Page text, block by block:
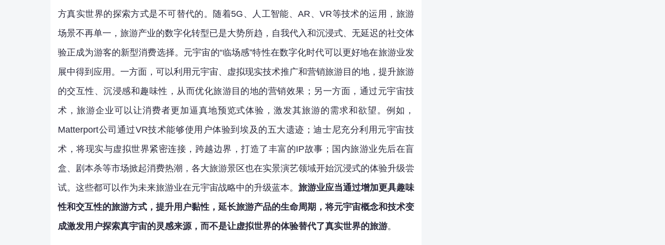
方真实世界的探索方式是不可替代的。随着5G、人工智能、AR、VR等技术的运用，旅游
场景不再单一，旅游产业的数字化转型已是大势所趋，自我代入和沉浸式、无延迟的社交体
验正成为游客的新型消费选择。元宇宙的“临场感”特性在数字化时代可以更好地在旅游业发
展中得到应用。一方面，可以利用元宇宙、虚拟现实技术推广和营销旅游目的地，提升旅游
的交互性、沉浸感和趣味性，从而优化旅游目的地的营销效果；另一方面，通过元宇宙技
术，旅游企业可以让消费者更加逼真地预览式体验，激发其旅游的需求和欲望。例如，
Matterport公司通过VR技术能够使用户体验到埃及的五大遗迹；迪士尼充分利用元宇宙技
术，将现实与虚拟世界紧密连接，跨越边界，打造了丰富的IP故事；国内旅游业先后在盲
盒、剧本杀等市场掀起消费热潮，各大旅游景区也在实景演艺领域开始沉浸式的体验升级尝
试。这些都可以作为未来旅游业在元宇宙战略中的升级蓝本。 旅游业应当通过增加更具趣味
性和交互性的旅游方式，提升用户黏性，延长旅游产品的生命周期，将元宇宙概念和技术变
成激发用户探索真宇宙的灵感来源，而不是让虚拟世界的体验替代了真实世界的旅游。